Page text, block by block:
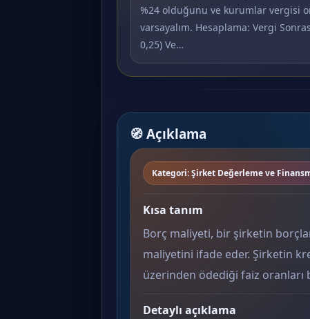
%24 olduğunu ve kurumlar vergisi
varsayalım. Hesaplama: Vergi
0,25) Ve…
🧭 Açıklama
Kategori: Şirket Değerleme ve
Kısa tanım
Borç maliyeti, bir şirketin
maliyetini ifade eder. Şirketin
üzerinden ödediği faiz
Detaylı açıklama